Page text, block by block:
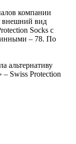
компании
внешний вид
Socks с
– 78. По
альтернативу
Swiss Protection